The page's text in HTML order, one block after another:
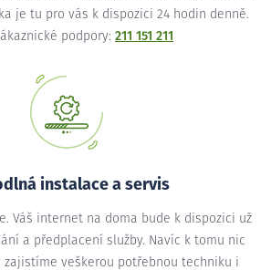
je tu pro vás k dispozici 24 hodin denně.
podpory: 211 151 211
instalace a servis
Váš internet na doma bude k dispozici už
a předplacení služby. Navíc k tomu nic
zajistíme veškerou potřebnou techniku i